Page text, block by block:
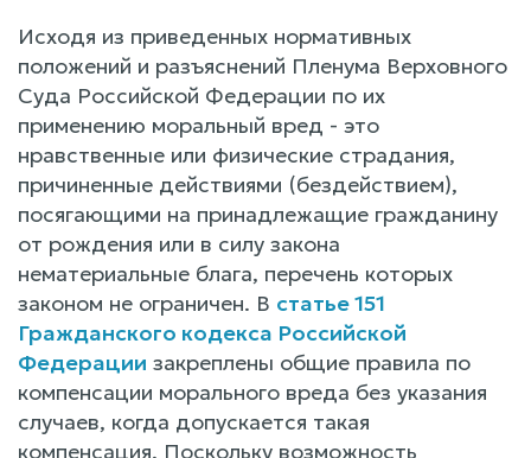
Исходя из приведенных нормативных
положений и разъяснений Пленума Верховного
Суда Российской Федерации по их
применению моральный вред - это
нравственные или физические страдания,
причиненные действиями (бездействием),
посягающими на принадлежащие гражданину
от рождения или в силу закона
нематериальные блага, перечень которых
законом не ограничен. В статье 151
Гражданского кодекса Российской
Федерации закреплены общие правила по
компенсации морального вреда без указания
случаев, когда допускается такая
компенсация. Поскольку возможность